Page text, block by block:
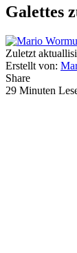
Galettes
Zuletzt
Erstellt von:
Share
29 Minuten